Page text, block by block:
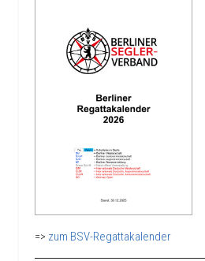
=> zum BSV-Regattakalender